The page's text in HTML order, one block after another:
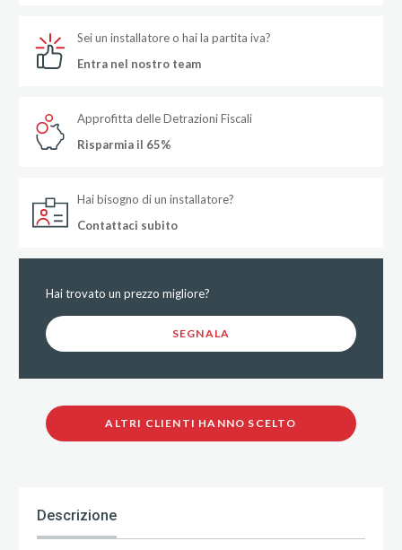
Sei un installatore o hai la partita iva?
Entra nel nostro team
Approfitta delle Detrazioni Fiscali
Risparmia il 65%
Hai bisogno di un installatore?
Contattaci subito
Hai trovato un prezzo migliore?
SEGNALA
ALTRI CLIENTI HANNO SCELTO
Descrizione